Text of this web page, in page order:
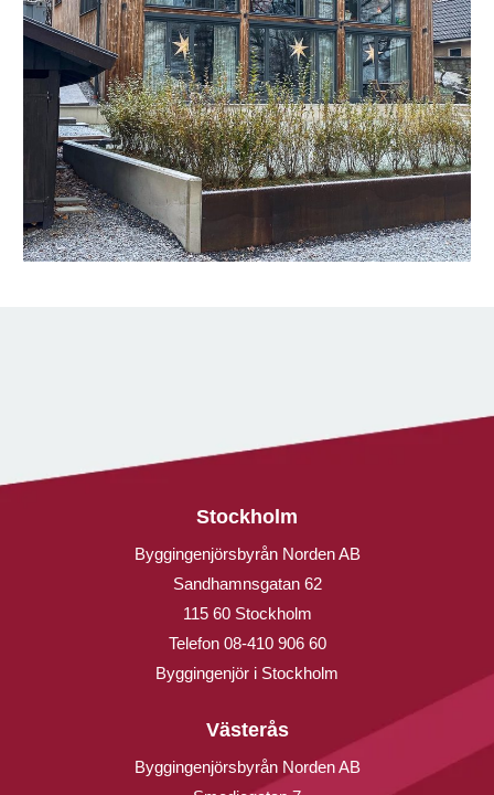
Stockholm
Byggingenjörsbyrån Norden AB
Sandhamnsgatan 62
115 60 Stockholm
Telefon 08-410 906 60
Byggingenjör i Stockholm
Västerås
Byggingenjörsbyrån Norden AB